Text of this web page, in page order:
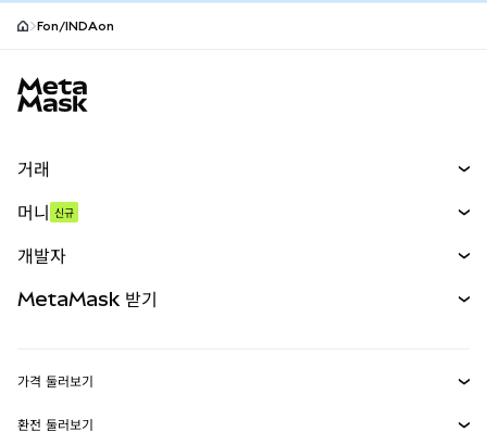
Fon/INDAon
거래
무기한 선물
실물자산
머니 신규
개발자
MetaMask Connect
MetaMask 받기
가격 둘러보기
이더리움 가격
환전 둘러보기